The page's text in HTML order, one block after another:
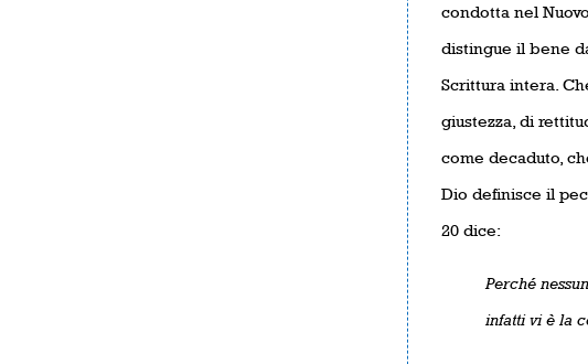
condotta nel
distingue il bene
Scrittura intera.
giustezza, di
come decaduto,
Dio definisce il
20 dice:
Perché
infatti vi è la